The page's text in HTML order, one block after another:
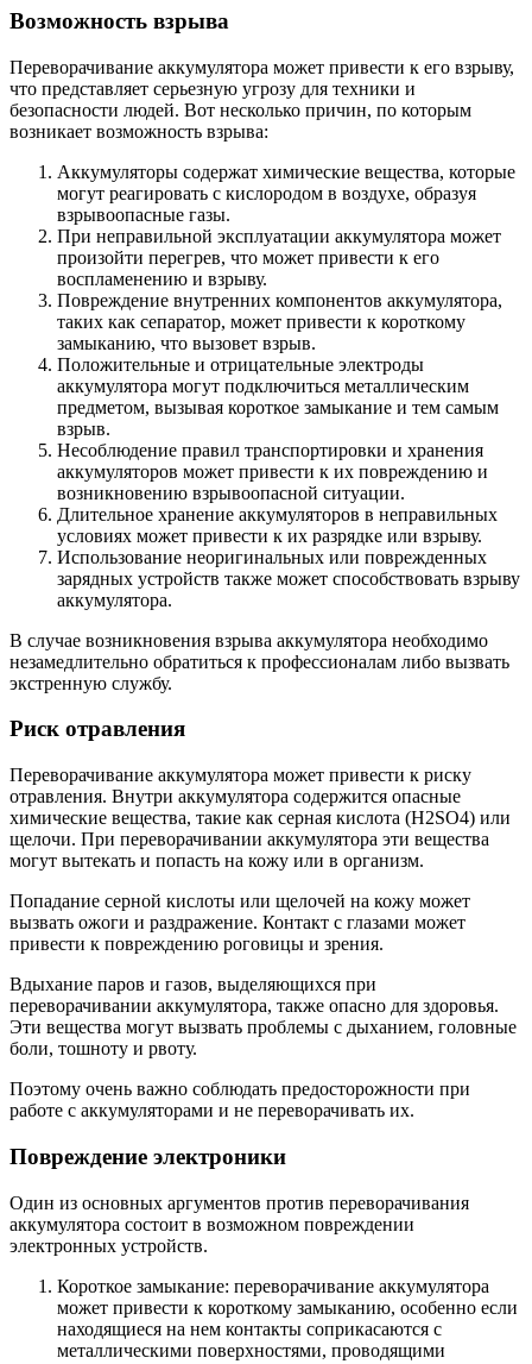
Возможность взрыва
Переворачивание аккумулятора может привести к его взрыву,
что представляет серьезную угрозу для техники и
безопасности людей. Вот несколько причин, по которым
возникает возможность взрыва:
Аккумуляторы содержат химические вещества, которые
могут реагировать с кислородом в воздухе, образуя
взрывоопасные газы.
При неправильной эксплуатации аккумулятора может
произойти перегрев, что может привести к его
воспламенению и взрыву.
Повреждение внутренних компонентов аккумулятора,
таких как сепаратор, может привести к короткому
замыканию, что вызовет взрыв.
Положительные и отрицательные электроды
аккумулятора могут подключиться металлическим
предметом, вызывая короткое замыкание и тем самым
взрыв.
Несоблюдение правил транспортировки и хранения
аккумуляторов может привести к их повреждению и
возникновению взрывоопасной ситуации.
Длительное хранение аккумуляторов в неправильных
условиях может привести к их разрядке или взрыву.
Использование неоригинальных или поврежденных
зарядных устройств также может способствовать взрыву
аккумулятора.
В случае возникновения взрыва аккумулятора необходимо
незамедлительно обратиться к профессионалам либо вызвать
экстренную службу.
Риск отравления
Переворачивание аккумулятора может привести к риску
отравления. Внутри аккумулятора содержится опасные
химические вещества, такие как серная кислота (H2SO4) или
щелочи. При переворачивании аккумулятора эти вещества
могут вытекать и попасть на кожу или в организм.
Попадание серной кислоты или щелочей на кожу может
вызвать ожоги и раздражение. Контакт с глазами может
привести к повреждению роговицы и зрения.
Вдыхание паров и газов, выделяющихся при
переворачивании аккумулятора, также опасно для здоровья.
Эти вещества могут вызвать проблемы с дыханием, головные
боли, тошноту и рвоту.
Поэтому очень важно соблюдать предосторожности при
работе с аккумуляторами и не переворачивать их.
Повреждение электроники
Один из основных аргументов против переворачивания
аккумулятора состоит в возможном повреждении
электронных устройств.
Короткое замыкание: переворачивание аккумулятора
может привести к короткому замыканию, особенно если
находящиеся на нем контакты соприкасаются с
металлическими поверхностями, проводящими